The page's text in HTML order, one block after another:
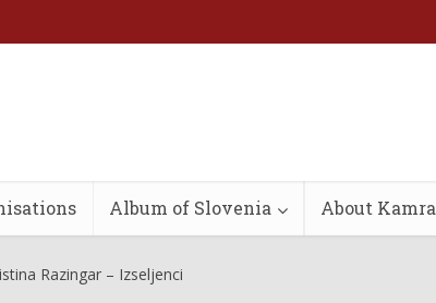
Album of Slovenia About Kamra
Razingar – Izseljenci